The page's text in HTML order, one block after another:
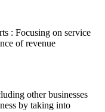
: Focusing on service
of revenue
other businesses
by taking into